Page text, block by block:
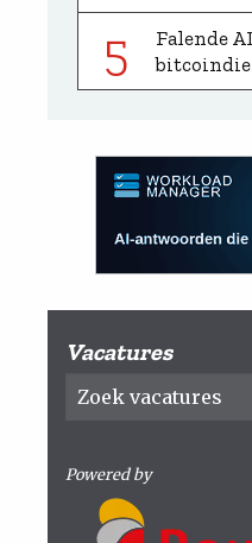
5
Falende
Vacatures
Powered by